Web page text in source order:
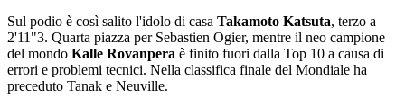
Sul podio è così salito l'idolo di casa Takamoto Katsuta, terzo a
2'11"3. Quarta piazza per Sebastien Ogier, mentre il neo campione
del mondo Kalle Rovanpera è finito fuori dalla Top 10 a causa di
errori e problemi tecnici. Nella classifica finale del Mondiale ha
preceduto Tanak e Neuville.